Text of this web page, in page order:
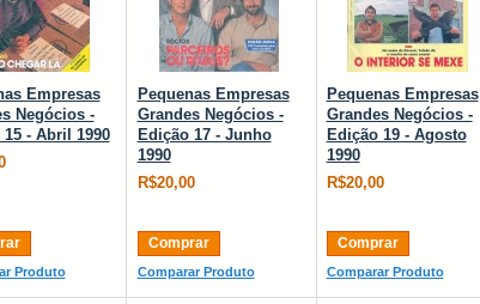
Empresas
Negócios -
15 - Abril 1990
Produto
Pequenas Empresas
Grandes Negócios -
Edição 17 - Junho
1990
R$20,00
Comprar
Comparar Produto
Pequenas Empresas
Grandes Negócios -
Edição 19 - Agosto
1990
R$20,00
Comprar
Comparar Produto